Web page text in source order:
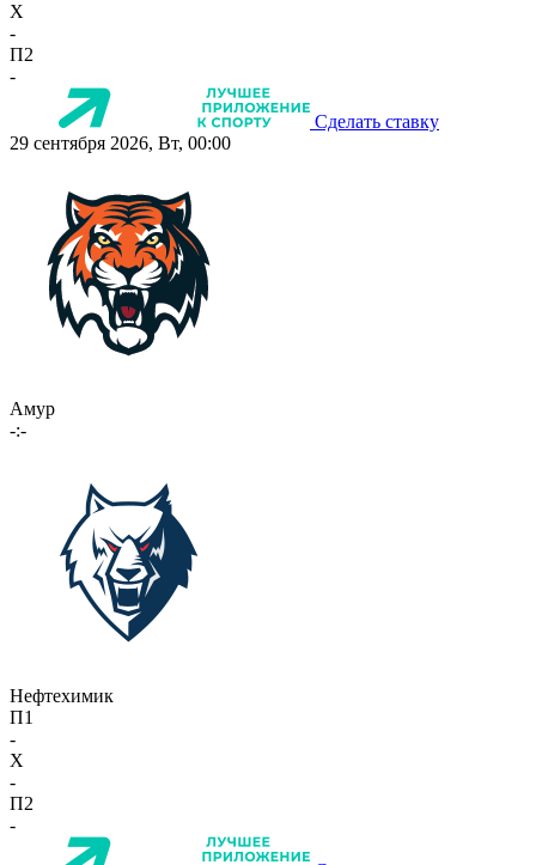
X
-
П2
-
Сделать ставку
29 сентября 2026, Вт, 00:00
Амур
-:-
Нефтехимик
П1
-
X
-
П2
-